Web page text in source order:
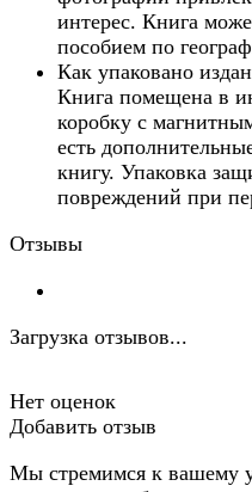
интерес. Книга
пособием по
Как упаковано
Книга помещена в
коробку с
есть
книгу. Упаковка
повреждений при
Отзывы
Загрузка отзывов...
Нет оценок
Добавить отзыв
Мы стремимся к вашему